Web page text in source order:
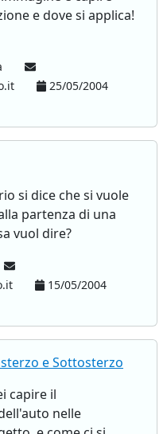
e dove si applica!
25/05/2004
si dice che si vuole
partenza di una
vuol dire?
15/05/2004
e Sottosterzo
capire il
nelle